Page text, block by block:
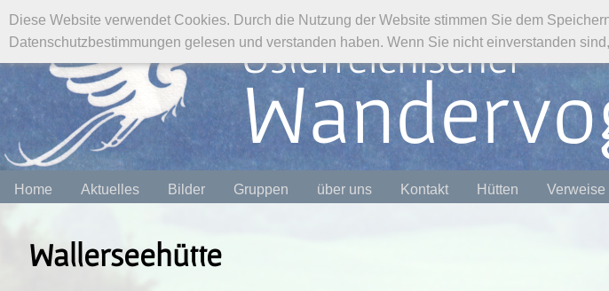
Österreichischer
Home Aktuelles Bilder Gruppen über uns Kontakt Hütten Verweise
Wallerseehütte
Diese Website verwendet Cookies. Durch die Nutzung der Website stimmen Sie dem
Datenschutzbestimmungen gelesen und verstanden haben. Wenn Sie nicht einverstanden